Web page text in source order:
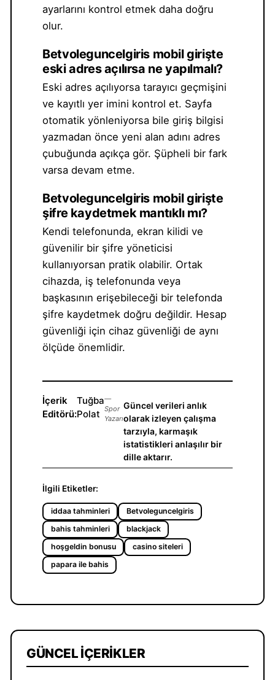
ayarlarını kontrol etmek daha doğru
olur.
Betvoleguncelgiris mobil girişte
eski adres açılırsa ne yapılmalı?
Eski adres açılıyorsa tarayıcı geçmişini
ve kayıtlı yer imini kontrol et. Sayfa
otomatik yönleniyorsa bile giriş bilgisi
yazmadan önce yeni alan adını adres
çubuğunda açıkça gör. Şüpheli bir fark
varsa devam etme.
Betvoleguncelgiris mobil girişte
şifre kaydetmek mantıklı mı?
Kendi telefonunda, ekran kilidi ve
güvenilir bir şifre yöneticisi
kullanıyorsan pratik olabilir. Ortak
cihazda, iş telefonunda veya
başkasının erişebileceği bir telefonda
şifre kaydetmek doğru değildir. Hesap
güvenliği için cihaz güvenliği de aynı
ölçüde önemlidir.
İçerik
Editörü:
Tuğba
Polat
—
Spor
Yazarı
Güncel verileri anlık
olarak izleyen çalışma
tarzıyla, karmaşık
istatistikleri anlaşılır bir
dille aktarır.
İlgili Etiketler:
iddaa tahminleri
Betvoleguncelgiris
bahis tahminleri
blackjack
hoşgeldin bonusu
casino siteleri
papara ile bahis
GÜNCEL İÇERIKLER